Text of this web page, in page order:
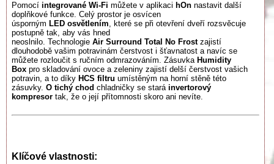
Pomocí integrované Wi-Fi můžete v aplikaci hOn nastavit další
doplňkové funkce. Celý prostor je osvícen
úsporným LED osvětlením, které se při otevření dveří rozsvěcuje
postupně tak, aby vás hned
neoslnilo. Technologie Air Surround Total No Frost zajistí
dlouhodobě vašim potravinám čerstvost i šťavnatost a navíc se
můžete rozloučit s ručním odmrazováním. Zásuvka Humidity
Box pro skladování ovoce a zeleniny zajistí delší čerstvost vašich
potravin, a to díky HCS filtru umístěným na horní stěně této
zásuvky. O tichý chod chladničky se staráinvertorový
kompresor tak, že o její přítomnosti skoro ani nevíte.
Klíčové vlastnosti: